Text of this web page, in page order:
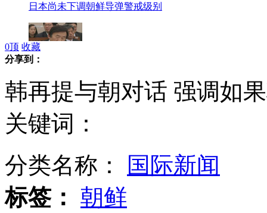
日本尚未下调朝鲜导弹警戒级别
朝鲜拒绝韩方企业代表进入开城工业园
朝称韩对话提议无诚意 韩方需放弃对峙姿态
0顶 收藏
分享到：
韩再提与朝对话 强调如
关键词：
分类名称：
国际新闻
标签： 朝鲜